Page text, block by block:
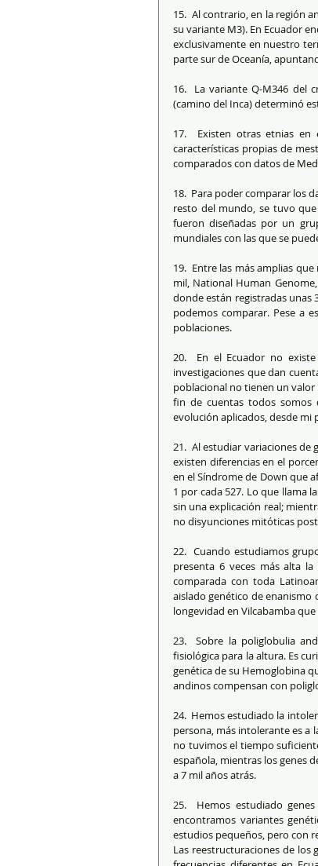
15.  Al contrario, en la región
su variante M3). En Ecuador
exclusivamente en nuestro
parte sur de Oceanía,
16.  La variante Q-M346 del
(camino del Inca) determinó
17.  Existen otras etnias en
características propias de
comparados con datos de
18.  Para poder comparar los
resto del mundo, se tuvo que
fueron diseñadas por un
mundiales con las que se
19.  Entre las más amplias
mil, National Human
donde están registradas unas
podemos comparar. Pese a
poblaciones.
20.  En el Ecuador no
investigaciones que dan
poblacional no tienen un valor
fin de cuentas todos somos
evolución aplicados, desde mi
21.  Al estudiar variaciones de
existen diferencias en el
en el Síndrome de Down que
1 por cada 527. Lo que llama
sin una explicación real;
no disyunciones mitóticas
22.  Cuando estudiamos
presenta 6 veces más alta
comparada con toda
aislado genético de enanismo
longevidad en Vilcabamba
23.  Sobre la poliglobulia
fisiológica para la altura. Es
genética de su Hemoglobina
andinos compensan con
24.  Hemos estudiado la
persona, más intolerante es a
no tuvimos el tiempo
española, mientras los genes
a 7 mil años atrás.
25.  Hemos estudiado
encontramos variantes
estudios pequeños, pero con
Las reestructuraciones de los